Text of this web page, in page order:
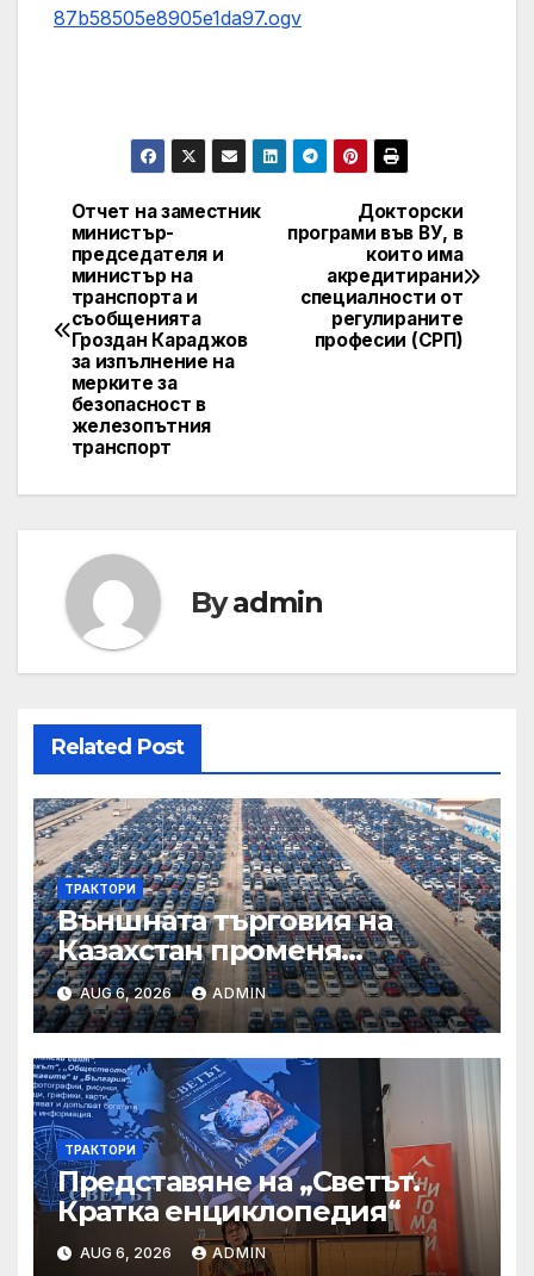
87b58505e8905e1da97.ogv
Post
navigation
Докторски
програми във ВУ, в
които има
акредитирани
специалности от
регулираните
професии (СРП)
Отчет на заместник
министър-
председателя и
министър на
транспорта и
съобщенията
Гроздан Караджов
за изпълнение на
мерките за
безопасност в
железопътния
транспорт
Byadmin
Related Post
ТРАКТОРИ
Външната търговия на
Казахстан променя
структурата си – шест
тенденции
AUG 6, 2026 ADMIN
ТРАКТОРИ
Представяне на „Светът.
Кратка енциклопедия“
AUG 6, 2026 ADMIN